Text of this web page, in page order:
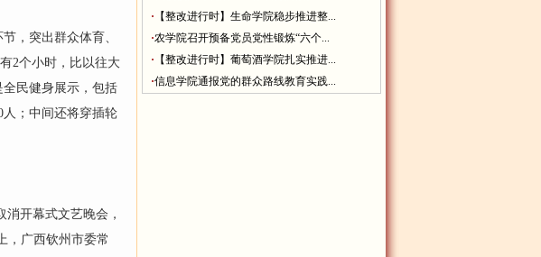
，突出群众体育、
2个小时，比以往大
民健身展示，包括
；中间还将穿插轮
开幕式文艺晚会，
，广西钦州市委常
· 【整改进行时】生命学院稳步推进整...
·农学院召开预备党员党性锻炼“六个...
· 【整改进行时】葡萄酒学院扎实推进...
·信息学院通报党的群众路线教育实践...